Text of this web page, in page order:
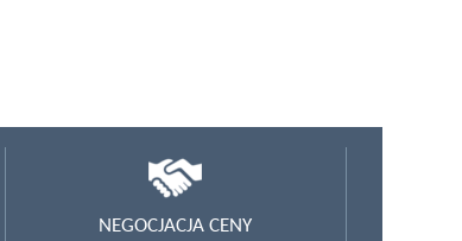
NEGOCJACJA CENY